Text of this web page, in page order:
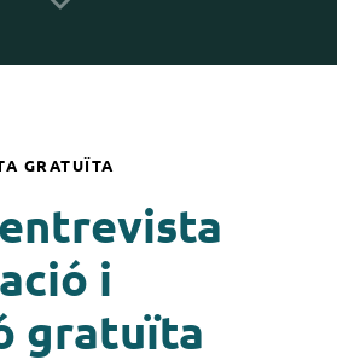
GRATUÏTA
i
gratuïta